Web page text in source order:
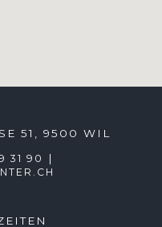
51, 9500 WIL
31 90 |